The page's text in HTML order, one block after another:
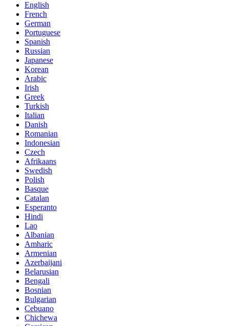
English
French
German
Portuguese
Spanish
Russian
Japanese
Korean
Arabic
Irish
Greek
Turkish
Italian
Danish
Romanian
Indonesian
Czech
Afrikaans
Swedish
Polish
Basque
Catalan
Esperanto
Hindi
Lao
Albanian
Amharic
Armenian
Azerbaijani
Belarusian
Bengali
Bosnian
Bulgarian
Cebuano
Chichewa